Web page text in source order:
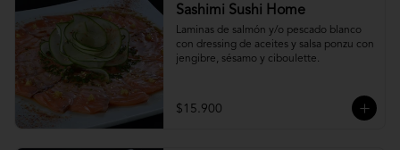
Sashimi Sushi Home
Laminas de salmón y/o pescado blanco
con dressing de aceites y salsa ponzu con
jengibre, sésamo y ciboulette.
$15.900